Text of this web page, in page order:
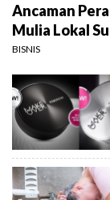
Ancaman
Mulia Lokal
BISNIS